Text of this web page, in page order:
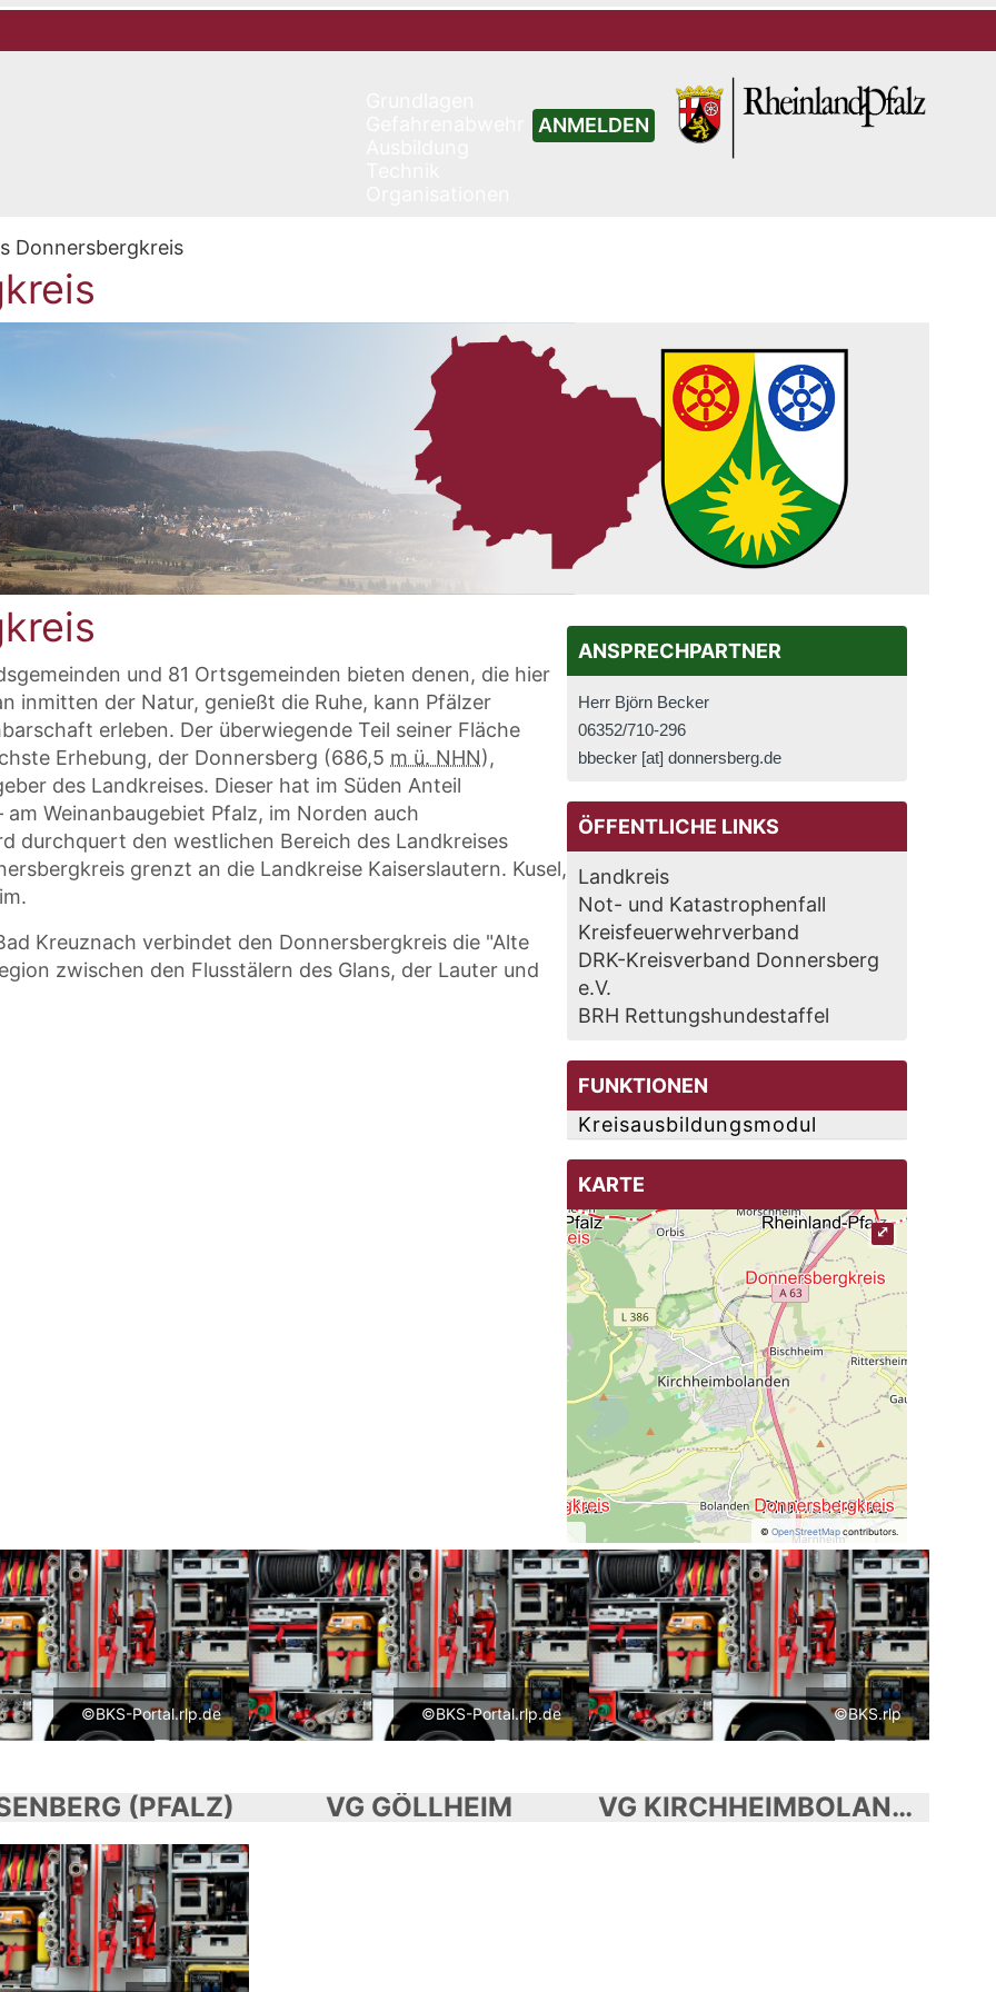
ANMELDEN
Donnersbergkreis
und 81 Ortsgemeinden bieten denen, die hier
inmitten der Natur, genießt die Ruhe, kann Pfälzer
erleben. Der überwiegende Teil seiner Fläche
Erhebung, der Donnersberg (686,5 m ü. NHN),
des Landkreises. Dieser hat im Süden Anteil
Weinanbaugebiet Pfalz, im Norden auch
durchquert den westlichen Bereich des Landkreises
grenzt an die Landkreise Kaiserslautern. Kusel,
Kreuznach verbindet den Donnersbergkreis die "Alte
zwischen den Flusstälern des Glans, der Lauter und
ANSPRECHPARTNER
Herr Björn Becker
06352/710-296
bbecker [at] donnersberg.de
ÖFFENTLICHE LINKS
Landkreis
Not- und Katastrophenfall
Kreisfeuerwehrverband
DRK-Kreisverband Donnersberg
e.V.
BRH Rettungshundestaffel
FUNKTIONEN
Kreisausbildungsmodul
KARTE
© OpenStreetMap contributors.
⤢
©BKS-Portal.rlp.de
(PFALZ)
©BKS-Portal.rlp.de
VG GÖLLHEIM
©BKS.rlp
VG KIRCHHEIMBOLANDEN